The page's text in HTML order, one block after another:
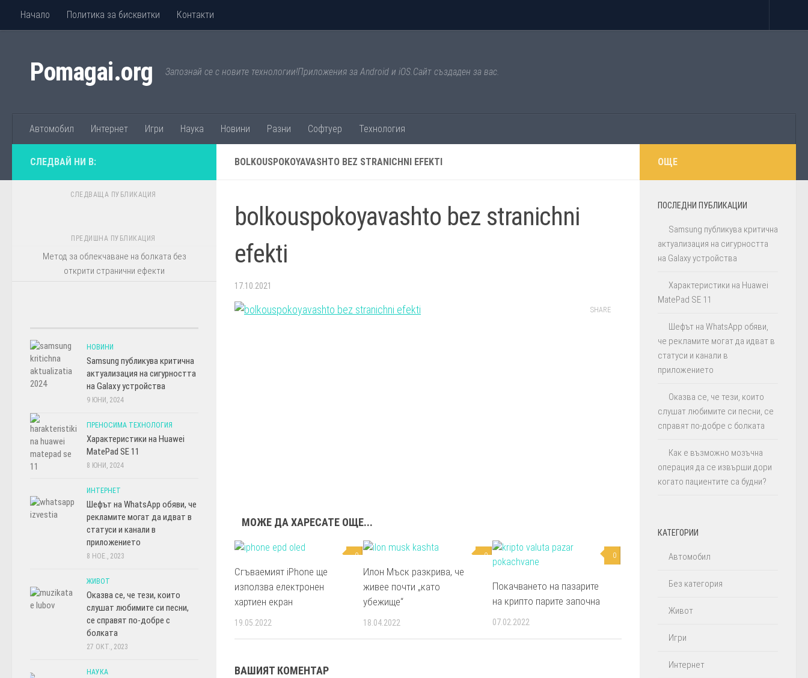
Към съдържанието
Начало Политика за бисквитки Контакти
Pomagai.org Запознай се с новите технологии!Приложения за Android и iOS.Сайт създаден за вас.
Автомобил Интернет Игри Наука Новини Разни Софтуер Технология
BOLKOUSPOKOYAVASHTO BEZ STRANICHNI EFEKTI
bolkouspokoyavashto bez stranichni
efekti
17.10.2021
SHARE
МОЖЕ ДА ХАРЕСАТЕ ОЩЕ...
0
Сгъваемият iPhone ще
използва електронен
хартиен екран
19.05.2022
0
Илон Мъск разкрива, че
живее почти „като
убежище“
18.04.2022
0
Покачването на пазарите
на крипто парите започна
07.02.2022
ВАШИЯТ КОМЕНТАР
СЛЕДВАЙ НИ В:
СЛЕДВАЩА ПУБЛИКАЦИЯ
ПРЕДИШНА ПУБЛИКАЦИЯ
Метод за облекчаване на болката без
открити странични ефекти
НОВИНИ
Samsung публикува критична
актуализация на сигурността
на Galaxy устройства
9 ЮНИ, 2024
ПРЕНОСИМА ТЕХНОЛОГИЯ
Характеристики на Huawei
MatePad SE 11
8 ЮНИ, 2024
ИНТЕРНЕТ
Шефът на WhatsApp обяви, че
рекламите могат да идват в
статуси и канали в
приложението
8 НОЕ., 2023
ЖИВОТ
Оказва се, че тези, които
слушат любимите си песни,
се справят по-добре с
болката
27 ОКТ., 2023
НАУКА
ОЩЕ
ПОСЛЕДНИ ПУБЛИКАЦИИ
Samsung публикува критична
актуализация на сигурността
на Galaxy устройства
Характеристики на Huawei
MatePad SE 11
Шефът на WhatsApp обяви,
че рекламите могат да идват в
статуси и канали в
приложението
Оказва се, че тези, които
слушат любимите си песни, се
справят по-добре с болката
Как е възможно мозъчна
операция да се извърши дори
когато пациентите са будни?
КАТЕГОРИИ
Автомобил
Без категория
Живот
Игри
Интернет